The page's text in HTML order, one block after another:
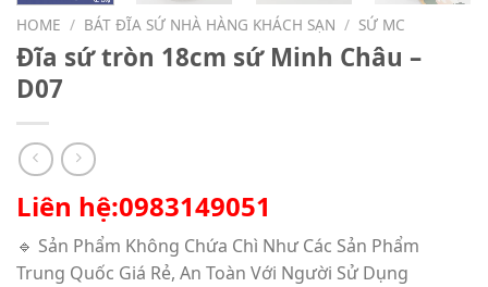
HOME / BÁT ĐĨA SỨ NHÀ HÀNG KHÁCH SẠN / SỨ MC
Đĩa sứ tròn 18cm sứ Minh Châu –
D07
Liên hệ:0983149051
🔹 Sản Phẩm Không Chứa Chì Như Các Sản Phẩm
Trung Quốc Giá Rẻ, An Toàn Với Người Sử Dụng